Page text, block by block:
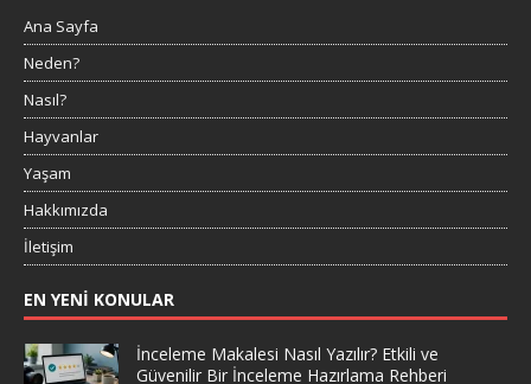
Ana Sayfa
Neden?
Nasıl?
Hayvanlar
Yaşam
Hakkımızda
İletişim
EN YENI KONULAR
İnceleme Makalesi Nasıl Yazılır? Etkili ve
Güvenilir Bir İnceleme Hazırlama Rehberi